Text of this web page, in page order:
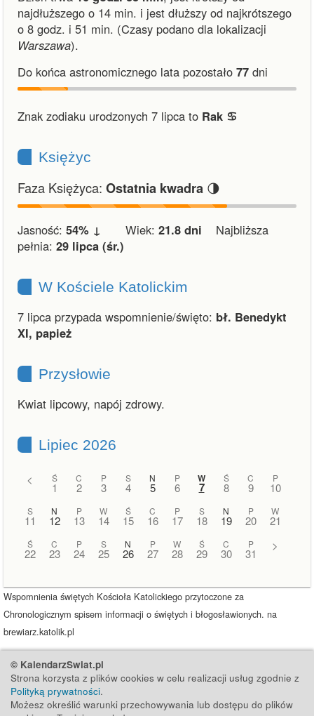
najdłuższego o 14 min. i jest dłuższy od najkrótszego
o 8 godz. i 51 min. (Czasy podano dla lokalizacji
Warszawa).
Do końca astronomicznego lata pozostało 77 dni
Znak zodiaku urodzonych 7 lipca to Rak ♋︎
Księżyc
Faza Księżyca: Ostatnia kwadra 🌗
Jasność: 54% ↓ Wiek: 21.8 dni Najbliższa
pełnia: 29 lipca (śr.)
W Kościele Katolickim
7 lipca przypada wspomnienie/święto: bł. Benedykt
XI, papież
Przysłowie
Kwiat lipcowy, napój zdrowy.
Lipiec 2026
< Ś
1
C
2
P
3
S
4
N
5
P
6
W
7
Ś
8
C
9
P
10
S
11
N
12
P
13
W
14
Ś
15
C
16
P
17
S
18
N
19
P
20
W
21
Ś
22
C
23
P
24
S
25
N
26
P
27
W
28
Ś
29
C
30
P
31
>
Wspomnienia świętych Kościoła Katolickiego przytoczone za
Chronologicznym spisem informacji o świętych i błogosławionych. na
brewiarz.katolik.pl
© KalendarzSwiat.pl
Strona korzysta z plików cookies w celu realizacji usług zgodnie z
Polityką prywatności.
Możesz określić warunki przechowywania lub dostępu do plików